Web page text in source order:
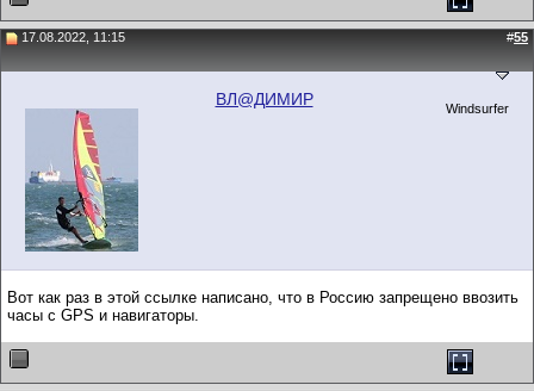
17.08.2022, 11:15 #55
ВЛ@ДИМИР Windsurfer
Вот как раз в этой ссылке написано, что в Россию запрещено ввозить
часы с GPS и навигаторы.